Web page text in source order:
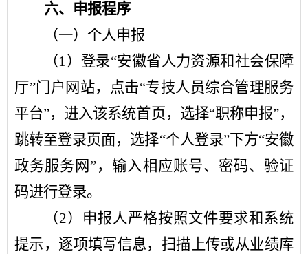
六、申报程序
（一）个人申报
（1）登录“安徽省人力资源和社会保障
厅”门户网站，点击“专技人员综合管理服务
平台”，进入该系统首页，选择“职称申报”，
跳转至登录页面，选择“个人登录”下方“安徽
政务服务网”，输入相应账号、密码、验证
码进行登录。
（2）申报人严格按照文件要求和系统
提示，逐项填写信息，扫描上传或从业绩库